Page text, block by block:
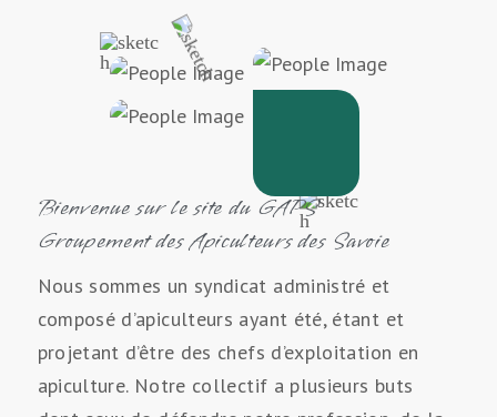
Bienvenue sur le site du GAPS
Groupement des Apiculteurs des Savoie
Nous sommes un syndicat administré et
composé d’apiculteurs ayant été, étant et
projetant d’être des chefs d’exploitation en
apiculture. Notre collectif a plusieurs buts